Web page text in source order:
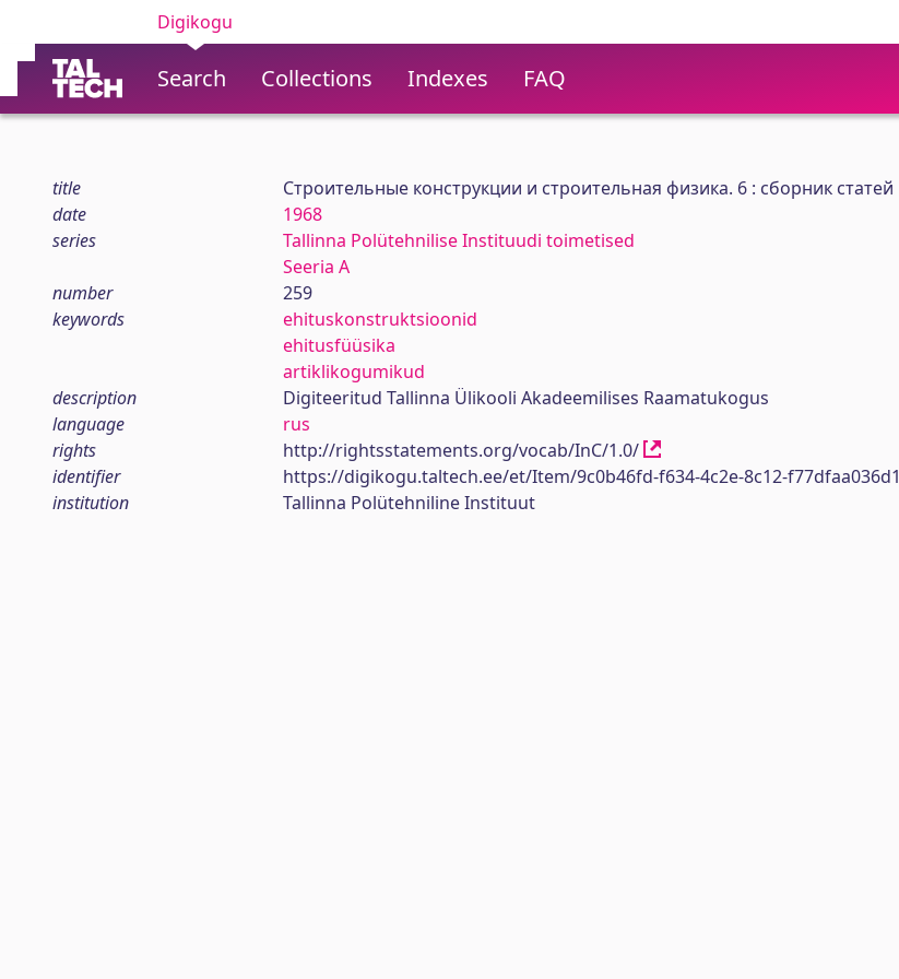
Digikogu
Search Collections Indexes FAQ
title
Строительные конструкции и строительная физика. 6 : сборник статей
date
1968
series
Tallinna Polütehnilise Instituudi toimetised
Seeria A
number
259
keywords
ehituskonstruktsioonid
ehitusfüüsika
artiklikogumikud
description
Digiteeritud Tallinna Ülikooli Akadeemilises Raamatukogus
language
rus
rights
http://rightsstatements.org/vocab/InC/1.0/
identifier
https://digikogu.taltech.ee/et/Item/9c0b46fd-f634-4c2e-8c12-f77dfaa036d1
institution
Tallinna Polütehniline Instituut